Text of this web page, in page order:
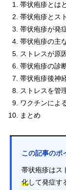
帯状疱疹とは
帯状疱疹とス
帯状疱疹が発
帯状疱疹の主
ストレスが原
帯状疱疹の診
帯状疱疹後神
ストレスを管
ワクチンによ
まとめ
この記事のポ
帯状疱疹はス
化して発症す